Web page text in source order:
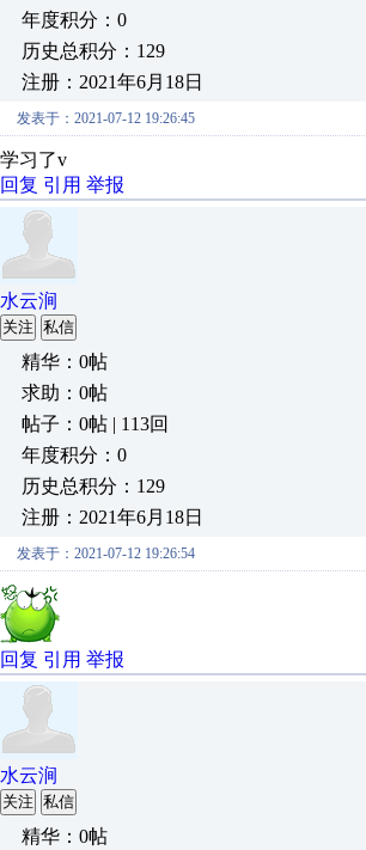
年度积分：0
历史总积分：129
注册：2021年6月18日
发表于：2021-07-12 19:26:45
学习了v
回复 引用 举报
水云涧
关注 私信
精华：0帖
求助：0帖
帖子：0帖 | 113回
年度积分：0
历史总积分：129
注册：2021年6月18日
发表于：2021-07-12 19:26:54
回复 引用 举报
水云涧
关注 私信
精华：0帖